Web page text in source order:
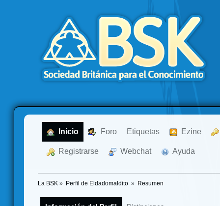
Inicio Foro Etiquetas Ezine
Registrarse Webchat Ayuda
La BSK » Perfil de Eldadomaldito » Resumen